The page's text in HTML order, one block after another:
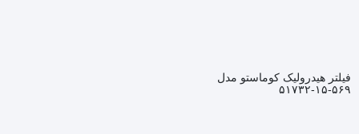
فیلتر هیدرولیک کوماستو مدل
۵۶۹-۱۵-۵۱۷۳۲